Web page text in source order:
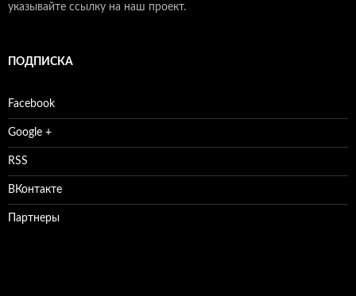
указывайте ссылку на наш проект.
ПОДПИСКА
Facebook
Google +
RSS
ВКонтакте
Партнеры